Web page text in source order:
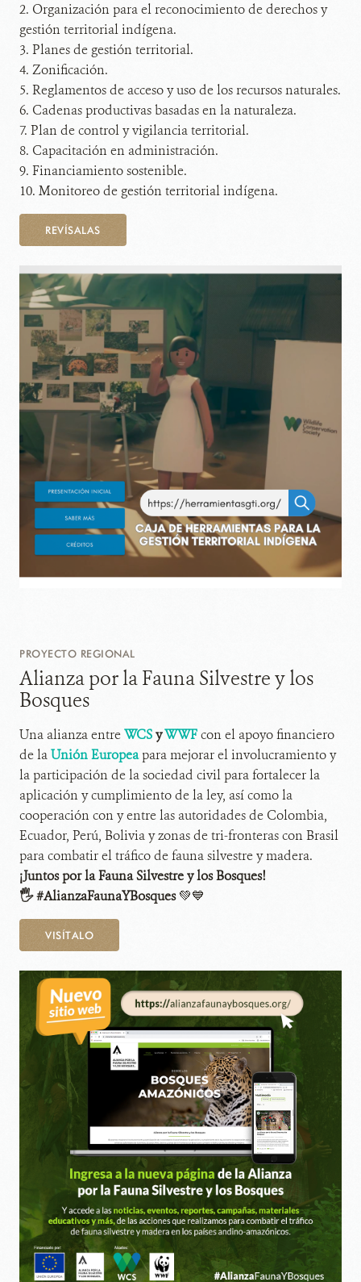
2. Organización para el reconocimiento de derechos y
gestión territorial indígena.
3. Planes de gestión territorial.
4. Zonificación.
5. Reglamentos de acceso y uso de los recursos naturales.
6. Cadenas productivas basadas en la naturaleza.
7. Plan de control y vigilancia territorial.
8. Capacitación en administración.
9. Financiamiento sostenible.
10. Monitoreo de gestión territorial indígena.
REVÍSALAS
PROYECTO REGIONAL
Alianza por la Fauna Silvestre y los
Bosques
Una alianza entreWCSyWWFcon el apoyo financiero
de laUnión Europeapara mejorar el involucramiento y
la participación de la sociedad civil para fortalecer la
aplicación y cumplimiento de la ley, así como la
cooperación con y entre las autoridades de Colombia,
Ecuador, Perú, Bolivia y zonas de tri-fronteras con Brasil
para combatir el tráfico de fauna silvestre y madera.
¡Juntos por la Fauna Silvestre y los Bosques!
🖐#AlianzaFaunaYBosques💚💙
VISÍTALO